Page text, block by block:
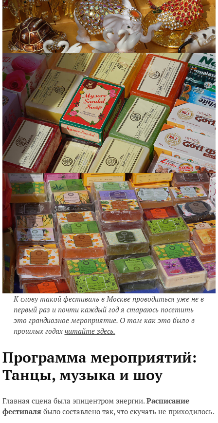
К слову такой фестиваль в Москве проводиться уже не в
первый раз и почти каждый год я стараюсь посетить
это грандиозное мероприятие. О том как это было в
прошлых годах читайте здесь.
Программа мероприятий:
Танцы, музыка и шоу
Главная сцена была эпицентром энергии. Расписание
фестиваля было составлено так, что скучать не приходилось.